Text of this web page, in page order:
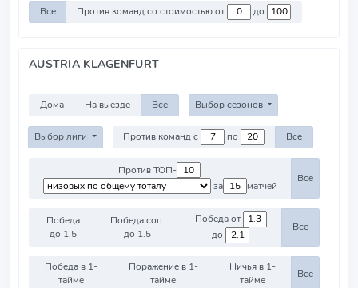
Все Против команд со стоимостью от до
AUSTRIA KLAGENFURT
Дома На выезде Все Выбор сезонов
Выбор лиги Против команд с по Все
Против ТОП-
за
матчей
Все
Победа
до 1.5
Победа соп.
до 1.5
Победа от
до
Все
Победа в 1-
тайме
Поражение в 1-
тайме
Ничья в 1-
тайме
Все